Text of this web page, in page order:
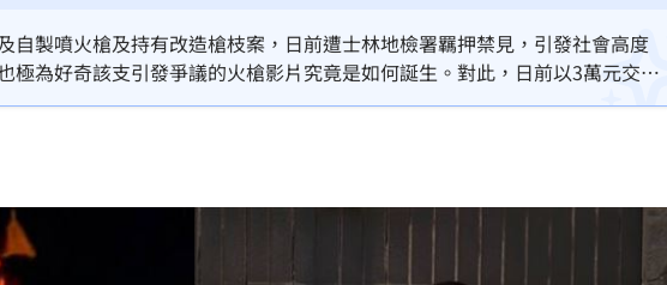
收住宿費
：超孝順 01:02
看220元
機
自製噴火槍及持有改造槍枝案，日前遭士林地檢署羈押禁見，引發社會高度
極為好奇該支引發爭議的火槍影片究竟是如何誕生。對此，日前以3萬元交保
早拍片公開了當天的拍攝內幕，透露影片的走向完全脫離了團隊原本的規